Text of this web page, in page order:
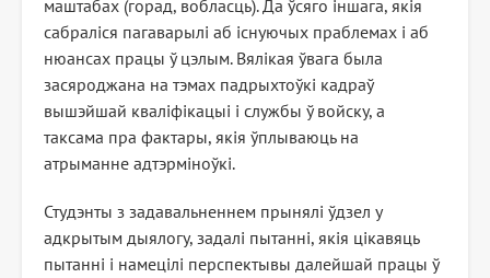
маштабах (горад, вобласць). Да ўсяго іншага, якія
сабраліся пагаварылі аб існуючых праблемах і аб
нюансах працы ў цэлым. Вялікая ўвага была
засяроджана на тэмах падрыхтоўкі кадраў
вышэйшай кваліфікацыі і службы ў войску, а
таксама пра фактары, якія ўплываюць на
атрыманне адтэрміноўкі.
Студэнты з задавальненнем прынялі ўдзел у
адкрытым дыялогу, задалі пытанні, якія цікавяць
пытанні і намецілі перспектывы далейшай працы ў